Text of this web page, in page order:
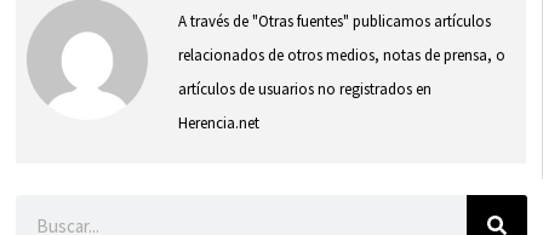
A través de "Otras fuentes" publicamos artículos
relacionados de otros medios, notas de prensa, o
artículos de usuarios no registrados en
Herencia.net